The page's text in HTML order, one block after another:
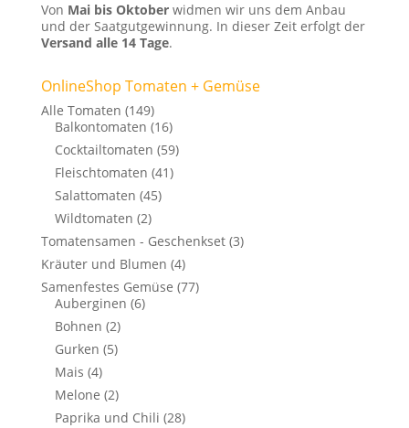
Von Mai bis Oktoberwidmen wir uns dem Anbau
und der Saatgutgewinnung. In dieser Zeit erfolgt der
Versand alle 14 Tage.
OnlineShop Tomaten + Gemüse
Alle Tomaten (149)
Balkontomaten (16)
Cocktailtomaten (59)
Fleischtomaten (41)
Salattomaten (45)
Wildtomaten (2)
Tomatensamen - Geschenkset (3)
Kräuter und Blumen (4)
Samenfestes Gemüse (77)
Auberginen (6)
Bohnen (2)
Gurken (5)
Mais (4)
Melone (2)
Paprika und Chili (28)